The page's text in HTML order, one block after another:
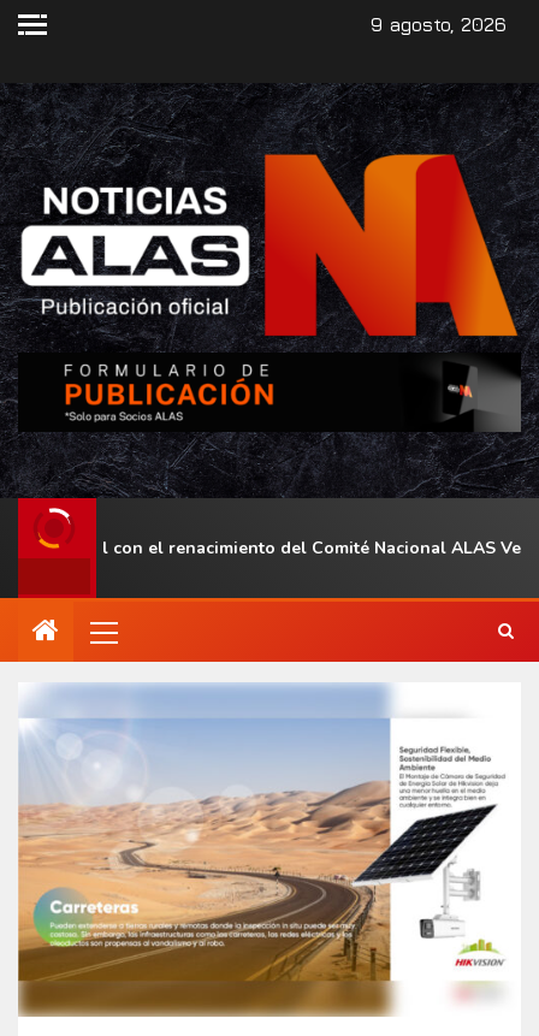
9 agosto, 2026
con el renacimiento del Comité Nacional ALAS Venezuela